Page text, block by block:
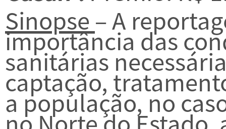
Sinopse – A
importância das
sanitárias
captação,
a população, no